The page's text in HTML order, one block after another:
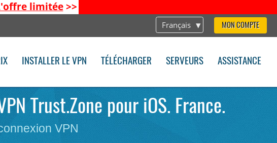
limitée>>
Français MON COMPTE
INSTALLER LE VPN TÉLÉCHARGER SERVEURS ASSISTANCE
Trust.Zone pour iOS. France.
VPN